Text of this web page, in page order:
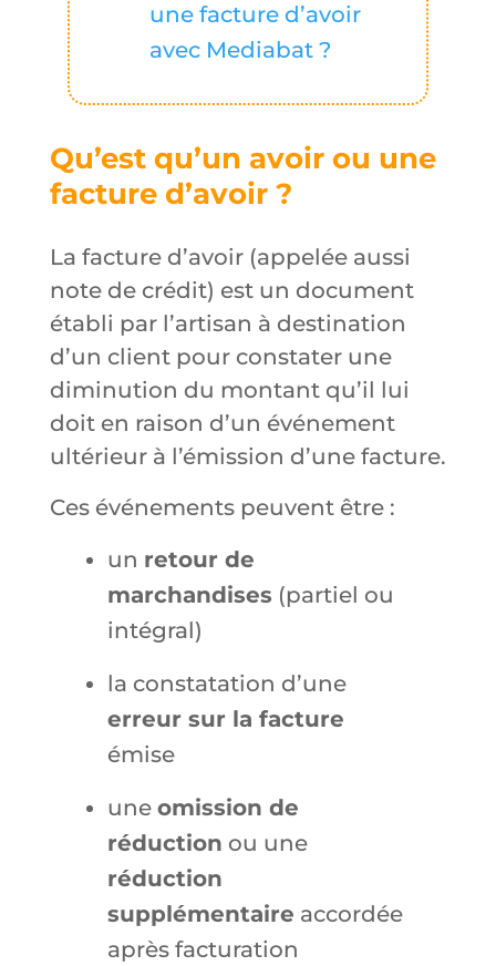
une facture d’avoir
avec Mediabat ?
Qu’est qu’un avoir ou une
facture d’avoir ?
La facture d’avoir (appelée aussi
note de crédit) est un document
établi par l’artisan à destination
d’un client pour constater une
diminution du montant qu’il lui
doit en raison d’un événement
ultérieur à l’émission d’une facture.
Ces événements peuvent être :
un retour de
marchandises (partiel ou
intégral)
la constatation d’une
erreur sur la facture
émise
une omission de
réduction ou une
réduction
supplémentaire accordée
après facturation